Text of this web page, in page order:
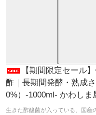
【期間限定セール
酢｜長期間発酵・熟成
0%）-1000ml- かわしま
生きた酢酸菌が入っている、国産